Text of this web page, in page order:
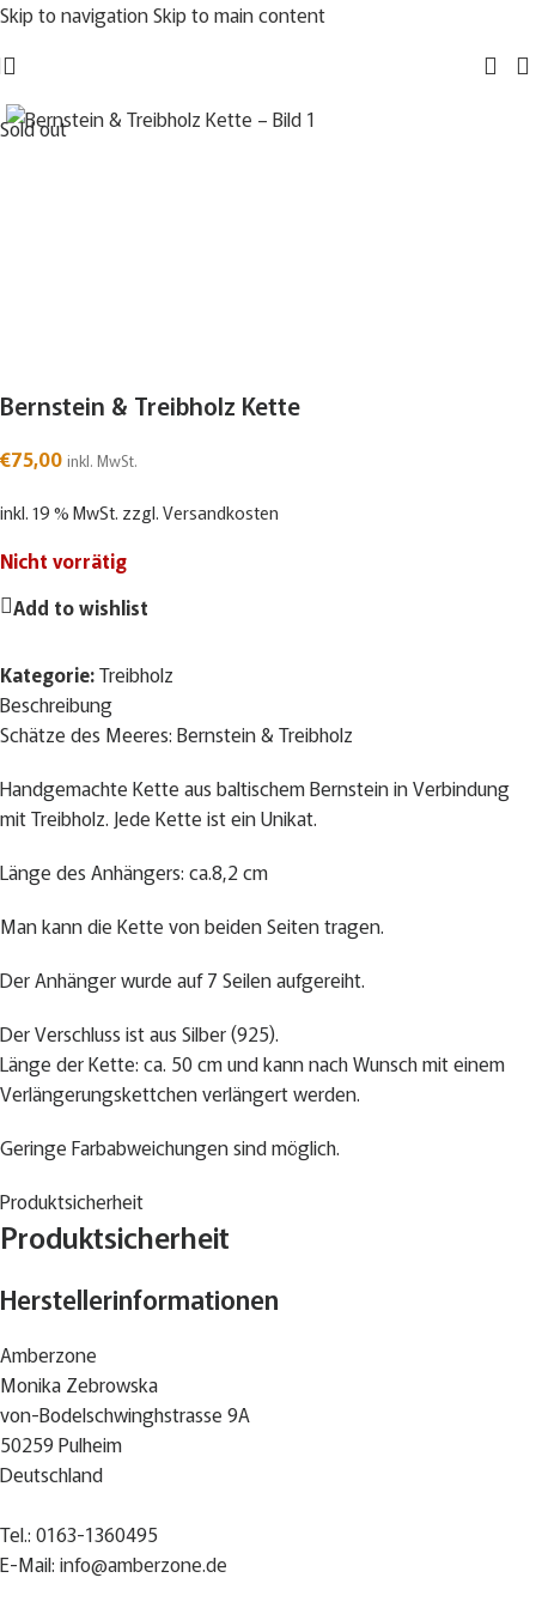
Skip to navigationSkip to main content
Sold out
Bernstein & Treibholz Kette
€75,00 inkl. MwSt.
inkl. 19 % MwSt. zzgl.Versandkosten
Nicht vorrätig
Add to wishlist
Kategorie:Treibholz
Beschreibung
Schätze des Meeres: Bernstein & Treibholz
Handgemachte Kette aus baltischem Bernstein in Verbindung
mit Treibholz. Jede Kette ist ein Unikat.
Länge des Anhängers: ca.8,2 cm
Man kann die Kette von beiden Seiten tragen.
Der Anhänger wurde auf 7 Seilen aufgereiht.
Der Verschluss ist aus Silber (925).
Länge der Kette: ca. 50 cm und kann nach Wunsch mit einem
Verlängerungskettchen verlängert werden.
Geringe Farbabweichungen sind möglich.
Produktsicherheit
Produktsicherheit
Herstellerinformationen
Amberzone
Monika Zebrowska
von-Bodelschwinghstrasse 9A
50259 Pulheim
Deutschland
Tel.: 0163-1360495
E-Mail: info@amberzone.de